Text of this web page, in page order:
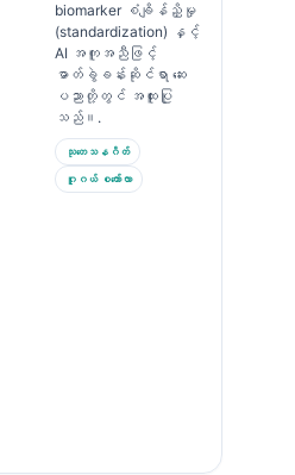
biomarker စံချိန်ညှိမှု
(standardization) နှင့်
AI အကူအညီဖြင့်
ဓာတ်ခွဲခန်းဆိုင်ရာ ဆေး
ပညာတို့တွင် အထူးပြု
သည်။.
သုတေသနဂိတ်
ဂူဂယ် စကော်လာ